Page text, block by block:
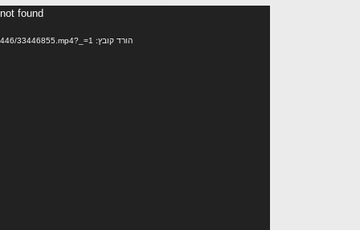
found
הורד קובץ: https://www.kolhalashon.com/mp4/NewArchive/Compressed/33446/33446855.mp4?_=1